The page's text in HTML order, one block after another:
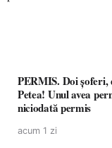
PERMIS. Doi șoferi,
Petea! Unul avea
niciodată permis
acum 1 zi